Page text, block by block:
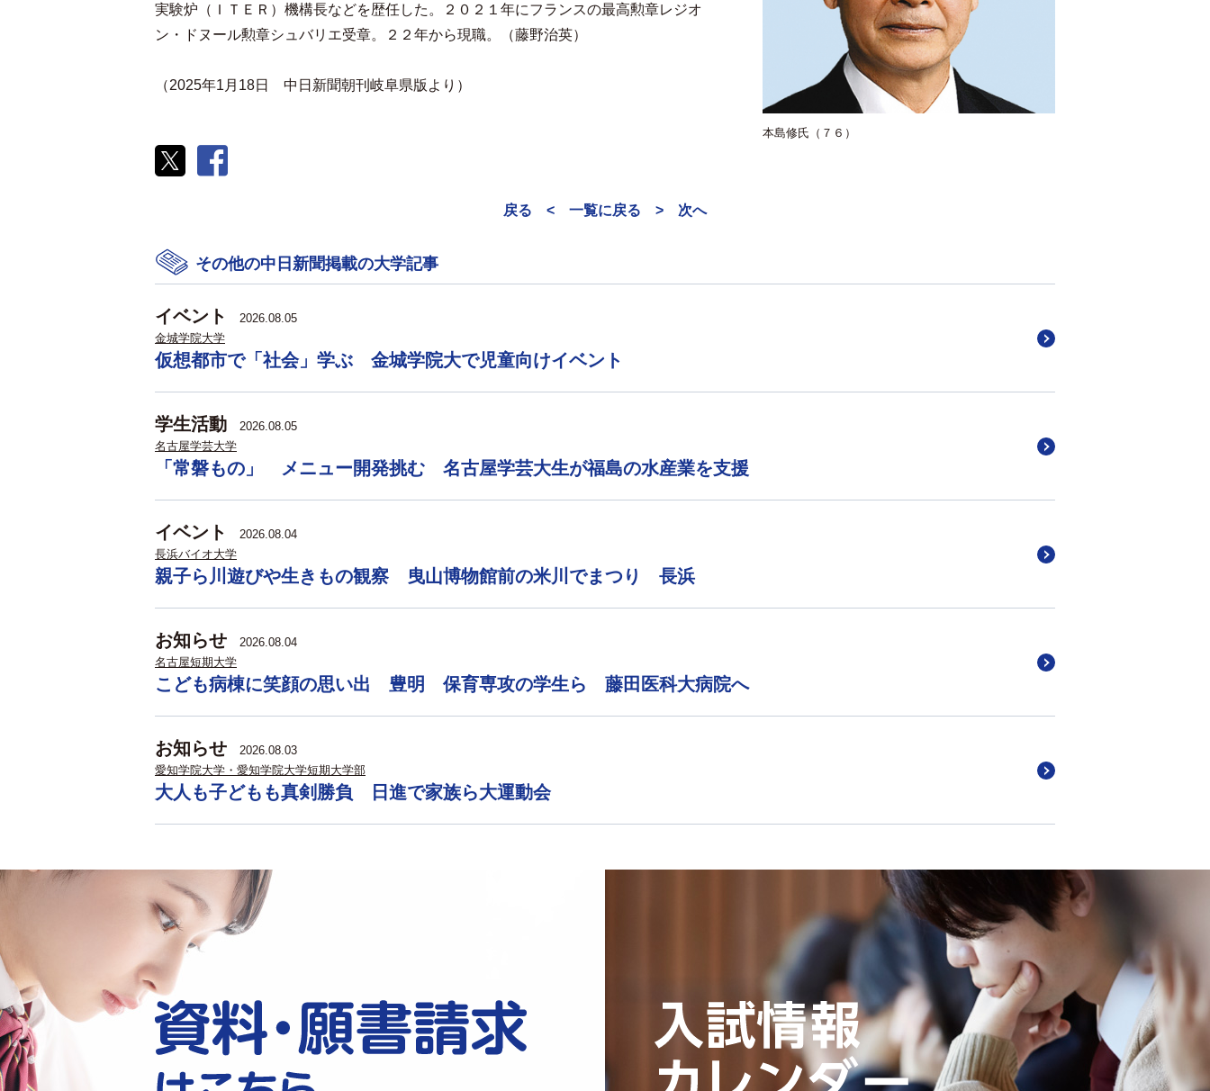
本島修氏（７６）
実験炉（ＩＴＥＲ）機構長などを歴任した。２０２１年にフランスの最高勲章レジオ
ン・ドヌール勲章シュバリエ受章。２２年から現職。（藤野治英）
（2025年1月18日 中日新聞朝刊岐阜県版より）
戻る < 一覧に戻る > 次へ
その他の中日新聞掲載の大学記事
イベント
2026.08.05
金城学院大学
仮想都市で「社会」学ぶ 金城学院大で児童向けイベント
学生活動
2026.08.05
名古屋学芸大学
「常磐もの」 メニュー開発挑む 名古屋学芸大生が福島の水産業を支援
イベント
2026.08.04
長浜バイオ大学
親子ら川遊びや生きもの観察 曳山博物館前の米川でまつり 長浜
お知らせ
2026.08.04
名古屋短期大学
こども病棟に笑顔の思い出 豊明 保育専攻の学生ら 藤田医科大病院へ
お知らせ
2026.08.03
愛知学院大学・愛知学院大学短期大学部
大人も子どもも真剣勝負 日進で家族ら大運動会